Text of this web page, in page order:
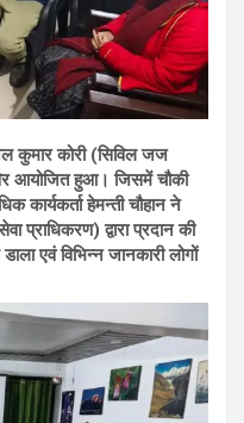
कुमार कोरी (सिविल जज
आयोजित हुआ। जिसमें चौकी
कार्यकर्ता हेमन्ती चौहान ने
प्राधिकरण) द्वारा प्रदान की
एवं विभिन्न जानकारी लोगों